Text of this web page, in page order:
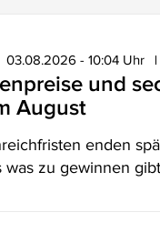
03.08.2026 - 10:04 Uhr
und
August
enden
was zu gewinnen